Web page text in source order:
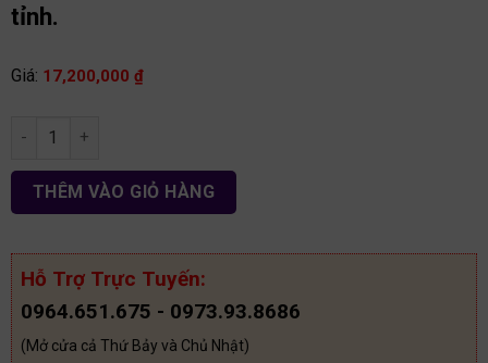
tỉnh.
Giá: 17,200,000 ₫
Bàn ghế phòng khách hiện đại BG02 số lượng
THÊM VÀO GIỎ HÀNG
Hỗ Trợ Trực Tuyến:
0964.651.675 - 0973.93.8686
(Mở cửa cả Thứ Bảy và Chủ Nhật)